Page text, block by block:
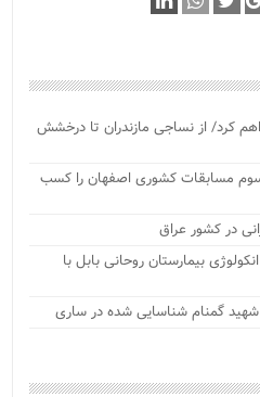
کرد/ از نساجی مازندران تا درخشش
سوم مسابقات کشوری اصفهان را کسب
بیمارستان روحانی بابل با
شهید گمنام شناسایی شده در ساری